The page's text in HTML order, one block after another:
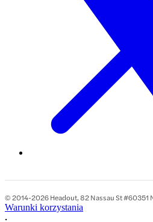
© 2014-2026 Headout, 82 Nassau St #60351
Warunki korzystania
•